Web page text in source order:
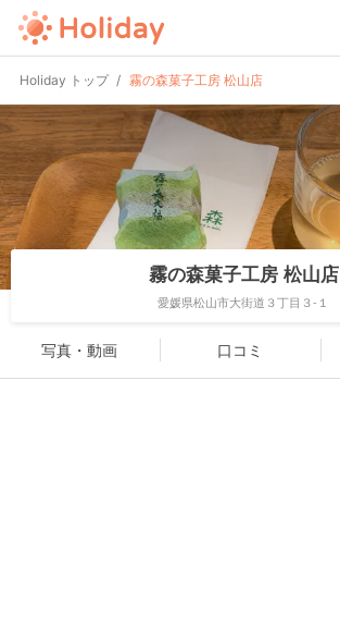
Holiday トップ 霧の森菓子工房 松山店
霧の森菓子工房 松山店
愛媛県松山市大街道３丁目３-１
写真・動画 口コミ